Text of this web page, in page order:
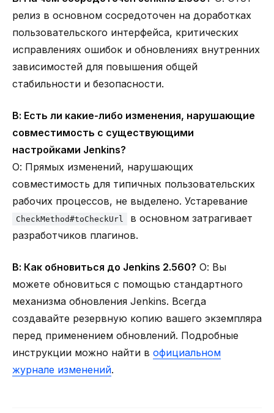
релиз в основном сосредоточен на доработках
пользовательского интерфейса, критических
исправлениях ошибок и обновлениях внутренних
зависимостей для повышения общей
стабильности и безопасности.
В: Есть ли какие-либо изменения, нарушающие
совместимость с существующими
настройками Jenkins?
О: Прямых изменений, нарушающих
совместимость для типичных пользовательских
рабочих процессов, не выделено. Устаревание
CheckMethod#toCheckUrl
в основном затрагивает
разработчиков плагинов.
В: Как обновиться до Jenkins 2.560? О: Вы
можете обновиться с помощью стандартного
механизма обновления Jenkins. Всегда
создавайте резервную копию вашего экземпляра
перед применением обновлений. Подробные
инструкции можно найти в официальном
журнале изменений.